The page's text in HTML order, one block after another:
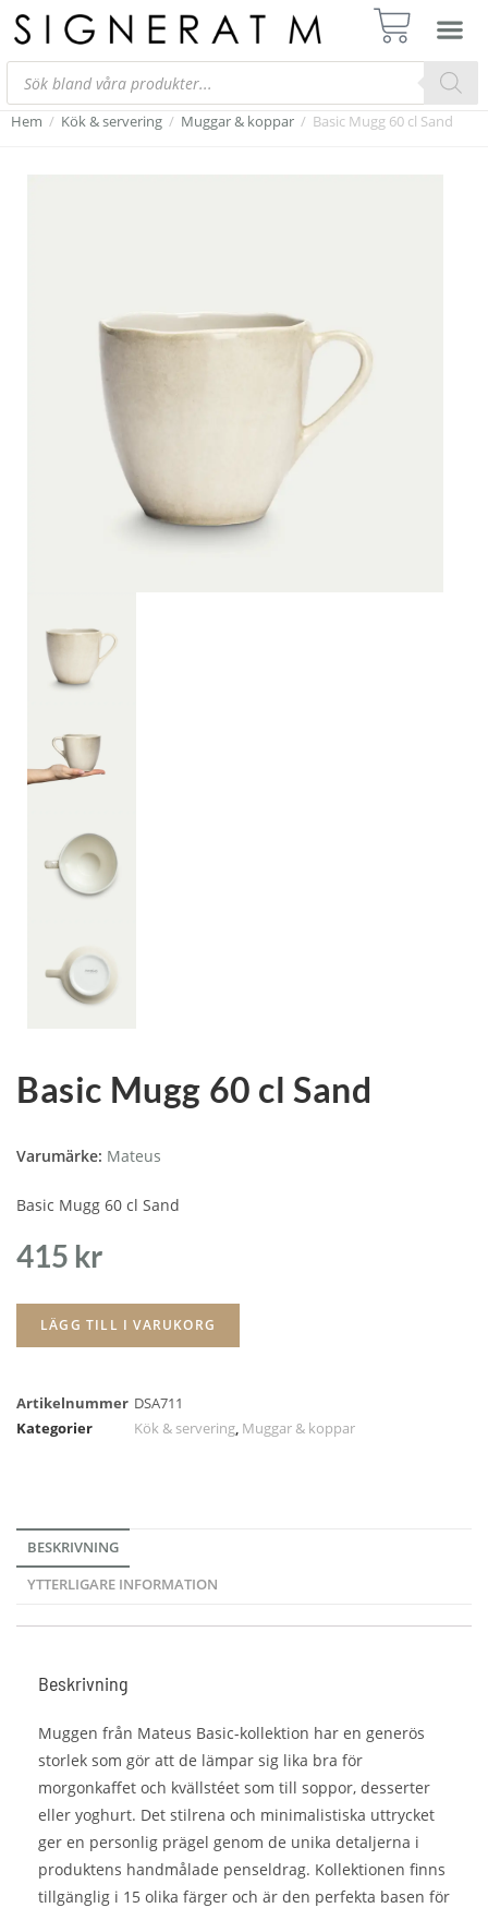
Hem / Kök & servering / Muggar & koppar / Basic Mugg 60 cl Sand
Basic Mugg 60 cl Sand
Varumärke: Mateus
Basic Mugg 60 cl Sand
415 kr
LÄGG TILL I VARUKORG
Artikelnummer DSA711
Kategorier
Kök & servering, Muggar & koppar
BESKRIVNING
YTTERLIGARE INFORMATION
Beskrivning
Muggen från Mateus Basic-kollektion har en generös
storlek som gör att de lämpar sig lika bra för
morgonkaffet och kvällstéet som till soppor, desserter
eller yoghurt. Det stilrena och minimalistiska uttrycket
ger en personlig prägel genom de unika detaljerna i
produktens handmålade penseldrag. Kollektionen finns
tillgänglig i 15 olika färger och är den perfekta basen för